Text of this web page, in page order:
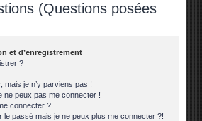
(Questions posées
et d’enregistrement
?
mais je n’y parviens pas !
ne peux pas me connecter !
connecter ?
le passé mais je ne peux plus me connecter ?!